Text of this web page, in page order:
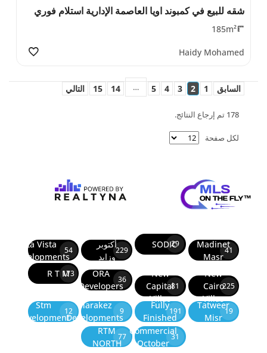
شقه للبيع في كمبوند اويا العاصمة الإدارية استلام فوري
185m²
Haidy Mohamed
السابق 1
2
3
4
5
…
14
15 التالي
178 تم إرجاع النتائج.
لكل صفحة
Madinet
Masr
41
SODIC
29
أكتوبر
وزايد
229
La Vista
Developments
54
New
Cairo
Villas
225
New
Capital
Villas
81
ORA
Developers
36
R T M
173
Tatweer
Misr
19
Fully
Finished
191
Marakez
Developments
9
Stm
Development
12
Commercial
October
31
RTM
NORTH
77